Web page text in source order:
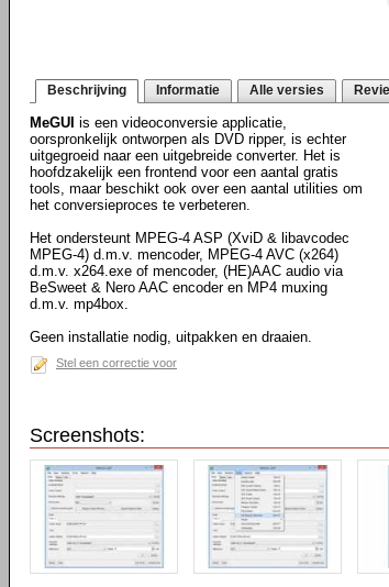
Beschrijving Informatie Alle versies
MeGUI is een videoconversie applicatie,
oorspronkelijk ontworpen als DVD ripper, is echter
uitgegroeid naar een uitgebreide converter. Het is
hoofdzakelijk een frontend voor een aantal gratis
tools, maar beschikt ook over een aantal utilities om
het conversieproces te verbeteren.
Het ondersteunt MPEG-4 ASP (XviD & libavcodec
MPEG-4) d.m.v. mencoder, MPEG-4 AVC (x264)
d.m.v. x264.exe of mencoder, (HE)AAC audio via
BeSweet & Nero AAC encoder en MP4 muxing
d.m.v. mp4box.
Geen installatie nodig, uitpakken en draaien.
Stel een correctie voor
Screenshots: